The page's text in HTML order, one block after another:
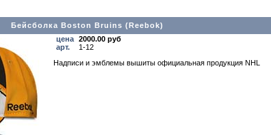
Бейсболка Boston Bruins (Reebok)
цена 2000.00 руб
арт.
1-12
Надписи и эмблемы вышиты официальная прoдукция NHL